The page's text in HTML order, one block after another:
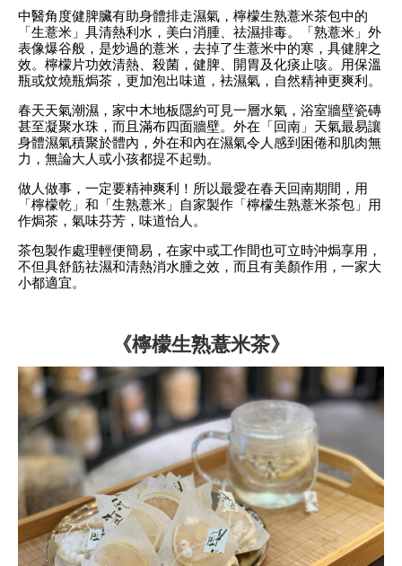
中醫角度健脾臟有助身體排走濕氣，檸檬生熟薏米茶包中的
「生薏米」具清熱利水，美白消腫、祛濕排毒。「熟薏米」外
表像爆谷般，是炒過的薏米，去掉了生薏米中的寒，具健脾之
效。檸檬片功效清熱、殺菌，健脾、開胃及化痰止咳。用保溫
瓶或炆燒瓶焗茶，更加泡出味道，袪濕氣，自然精神更爽利。
春天天氣潮濕，家中木地板隱約可見一層水氣，浴室牆壁瓷磚
甚至凝聚水珠，而且滿布四面牆壁。外在「回南」天氣最易讓
身體濕氣積聚於體內，外在和內在濕氣令人感到困倦和肌肉無
力，無論大人或小孩都提不起勁。
做人做事，一定要精神爽利！所以最愛在春天回南期間，用
「檸檬乾」和「生熟薏米」自家製作「檸檬生熟薏米茶包」用
作焗茶，氣味芬芳，味道怡人。
茶包製作處理輕便簡易，在家中或工作間也可立時沖焗享用，
不但具舒筋祛濕和清熱消水腫之效，而且有美顏作用，一家大
小都適宜。
《檸檬生熟薏米茶》